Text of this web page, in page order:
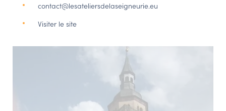
contact@lesateliersdelaseigneurie.eu
Visiter le site